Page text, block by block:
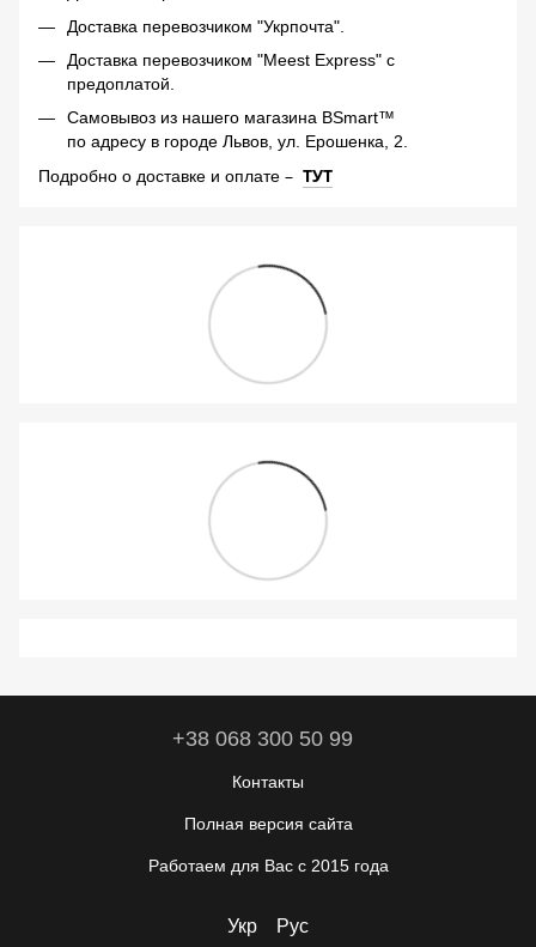
Доставка перевозчиком "Укрпочта".
Доставка перевозчиком "Meest Express" с
предоплатой.
Самовывоз из нашего магазина BSmart™
по адресу в городе Львов, ул. Ерошенка, 2.
Подробно о доставке и оплате – ТУТ
+38 068 300 50 99
Контакты
Полная версия сайта
Работаем для Вас с 2015 года
Укр Рус